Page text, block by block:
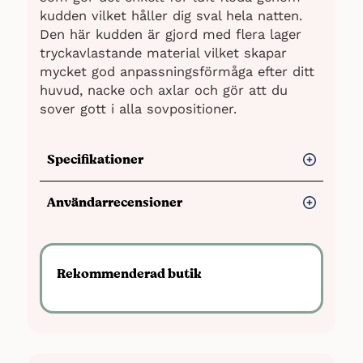
kudden vilket håller dig sval hela natten.
Den här kudden är gjord med flera lager
tryckavlastande material vilket skapar
mycket god anpassningsförmåga efter ditt
huvud, nacke och axlar och gör att du
sover gott i alla sovpositioner.
Specifikationer
Storlek:
70×40 cm
Överdraget är avtagbart och går bra
består av 98 % polyester och 2 %
Användarrecensioner
Allsidig kudde som passar i alla
God andningsförmåga håller
Rekommenderad butik